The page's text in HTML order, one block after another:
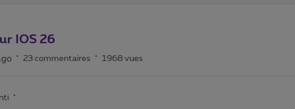
IOS 26
23 commentaires 1968 vues